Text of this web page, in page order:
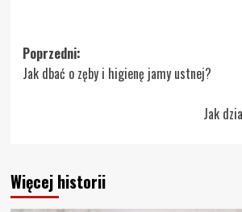
Zobacz
wpisy
Poprzedni:
Jak dbać o zęby i higienę jamy ustnej?
Jak
Więcej historii